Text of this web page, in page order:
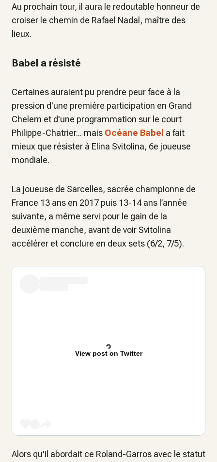
Au prochain tour, il aura le redoutable honneur de
croiser le chemin de Rafael Nadal, maître des
lieux.
Babel a résisté
Certaines auraient pu prendre peur face à la
pression d'une première participation en Grand
Chelem et d'une programmation sur le court
Philippe-Chatrier... mais Océane Babel a fait
mieux que résister à Elina Svitolina, 6e joueuse
mondiale.
La joueuse de Sarcelles, sacrée championne de
France 13 ans en 2017 puis 13-14 ans l’année
suivante, a même servi pour le gain de la
deuxième manche, avant de voir Svitolina
accélérer et conclure en deux sets (6/2, 7/5).
View post on Twitter
Alors qu'il abordait ce Roland-Garros avec le statut